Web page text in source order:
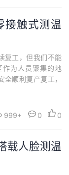
接触式测温
复工，但我们不能
作为人员聚集的地
顺利复产复工，
慧门禁APP，集
体，实现安全、便
999+ 0 0
载人脸测温